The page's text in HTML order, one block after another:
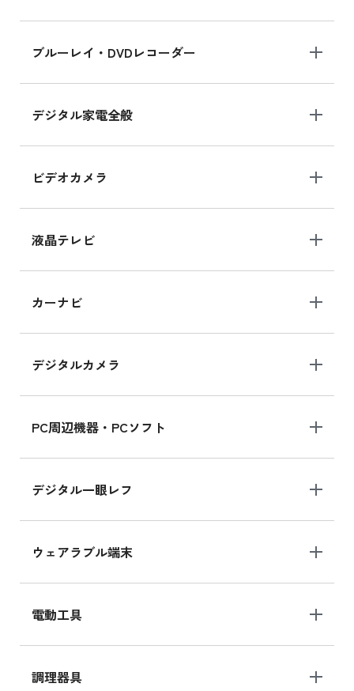
ブルーレイ・DVDレコーダー
デジタル家電全般
ビデオカメラ
液晶テレビ
カーナビ
デジタルカメラ
PC周辺機器・PCソフト
デジタル一眼レフ
ウェアラブル端末
電動工具
調理器具